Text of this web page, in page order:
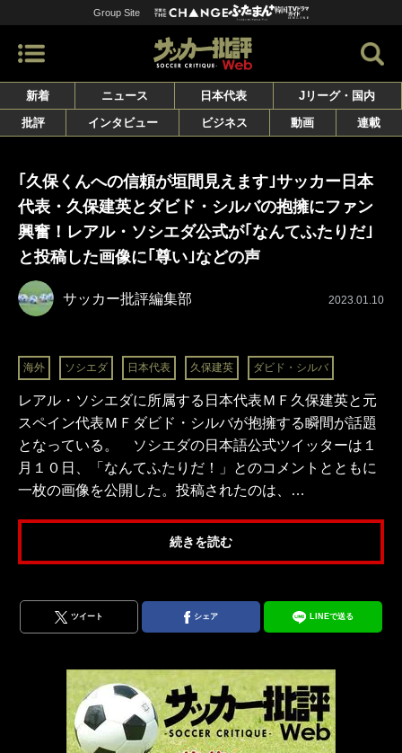
Group Site
新着 ニュース 日本代表
Jリーグ・国内
批評
インタビュー ビジネス 動画 連載
｢久保くんへの信頼が垣間見えます｣サッカー日本
代表・久保建英とダビド・シルバの抱擁にファン
興奮！レアル・ソシエダ公式が｢なんてふたりだ｣
と投稿した画像に｢尊い｣などの声
サッカー批評編集部 2023.01.10
海外 ソシエダ 日本代表 久保建英 ダビド・シルバ
レアル・ソシエダに所属する日本代表ＭＦ久保建英と元
スペイン代表ＭＦダビド・シルバが抱擁する瞬間が話題
となっている。 ソシエダの日本語公式ツイッターは１
月１０日、「なんてふたりだ！」とのコメントとともに
一枚の画像を公開した。投稿されたのは、…
続きを読む
ツイート シェア LINEで送る